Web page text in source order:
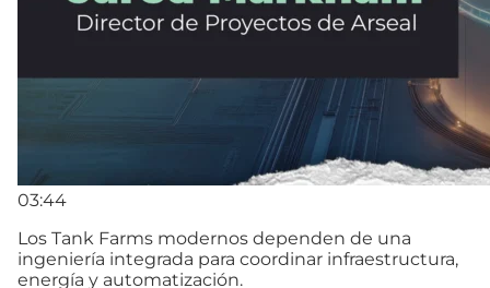
03:44
Los Tank Farms modernos dependen de una
ingeniería integrada para coordinar infraestructura,
energía y automatización.